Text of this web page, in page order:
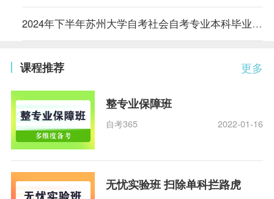
2024年下半年苏州大学自考社会自考专业本科毕业论文报名通知
更多
课程推荐
整专业保障班
自考365 2022-01-16
无忧实验班 扫除单科拦路虎